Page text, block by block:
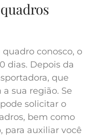
conosco, o
dias. Depois da
que
sua região. Se
solicitar o
bem como
para auxiliar você